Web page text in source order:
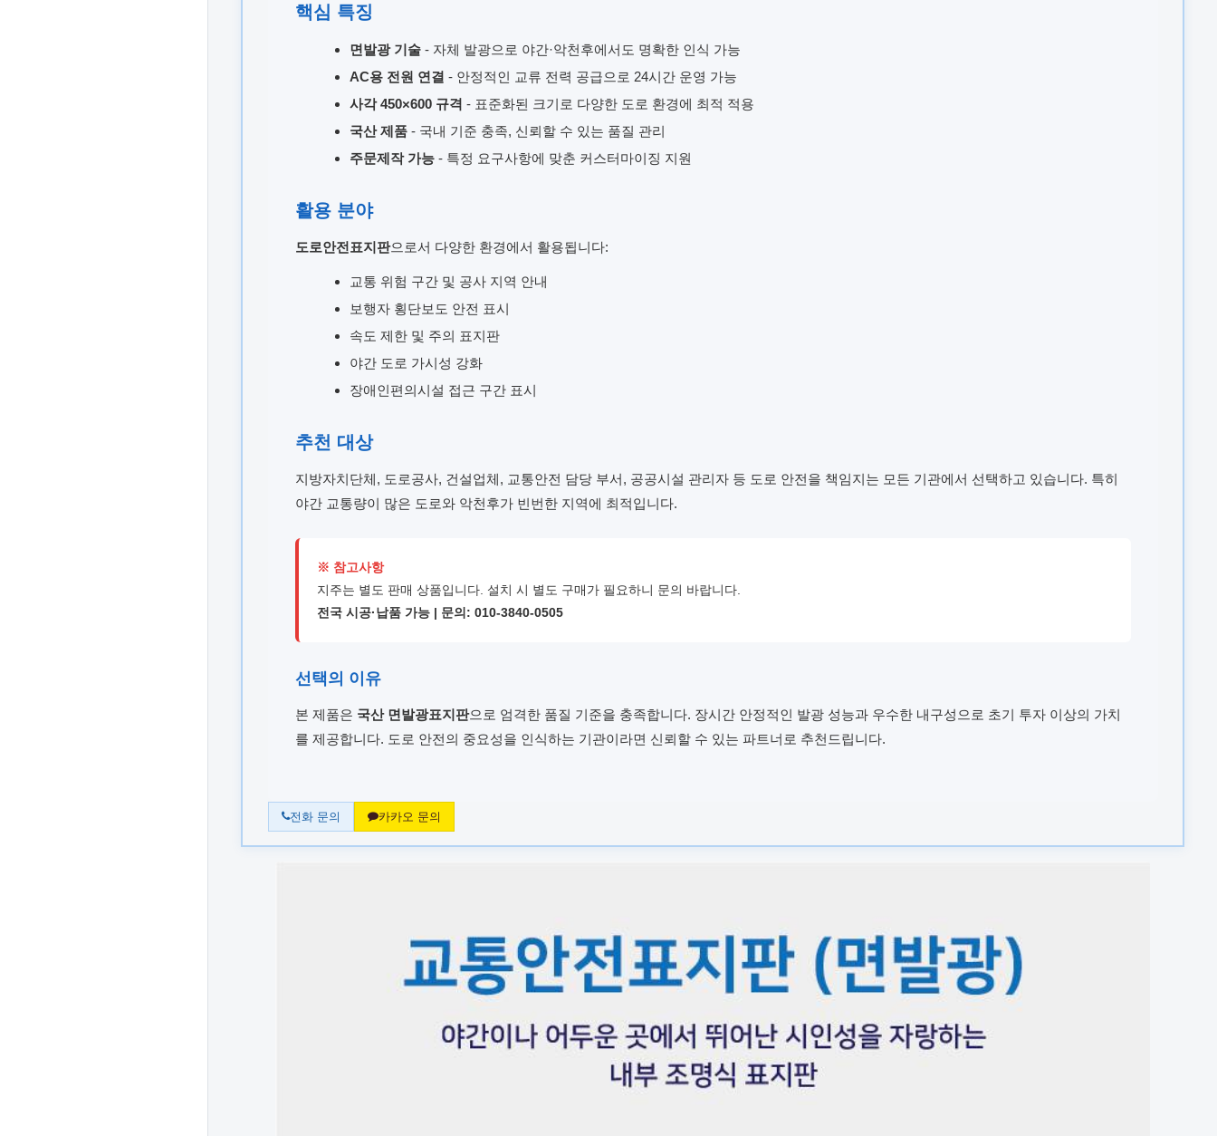
핵심 특징
면발광 기술- 자체 발광으로 야간·악천후에서도 명확한 인식 가능
AC용 전원 연결 - 안정적인 교류 전력 공급으로 24시간 운영 가능
사각 450×600 규격 - 표준화된 크기로 다양한 도로 환경에 최적 적용
국산 제품- 국내 기준 충족, 신뢰할 수 있는 품질 관리
주문제작 가능- 특정 요구사항에 맞춘 커스터마이징 지원
활용 분야
도로안전표지판으로서 다양한 환경에서 활용됩니다:
교통 위험 구간 및 공사 지역 안내
보행자 횡단보도 안전 표시
속도 제한 및 주의 표지판
야간 도로 가시성 강화
장애인편의시설 접근 구간 표시
추천 대상
지방자치단체, 도로공사, 건설업체, 교통안전 담당 부서, 공공시설 관리자 등 도로 안전을 책임지는 모든 기관에서 선택하고 있습니다. 특히
야간 교통량이 많은 도로와 악천후가 빈번한 지역에 최적입니다.
※ 참고사항
지주는 별도 판매 상품입니다. 설치 시 별도 구매가 필요하니 문의 바랍니다.
전국 시공·납품 가능 | 문의: 010-3840-0505
선택의 이유
본 제품은 국산 면발광표지판으로 엄격한 품질 기준을 충족합니다. 장시간 안정적인 발광 성능과 우수한 내구성으로 초기 투자 이상의 가치
를 제공합니다. 도로 안전의 중요성을 인식하는 기관이라면 신뢰할 수 있는 파트너로 추천드립니다.
전화 문의 카카오 문의